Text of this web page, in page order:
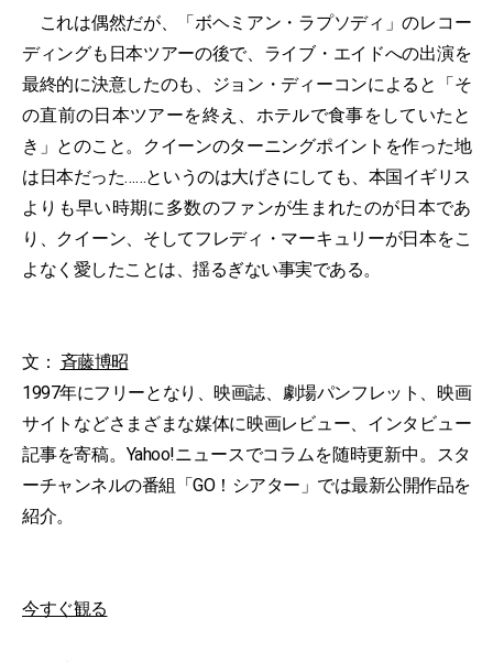
これは偶然だが、「ボヘミアン・ラプソディ」のレコー
ディングも日本ツアーの後で、ライブ・エイドへの出演を
最終的に決意したのも、ジョン・ディーコンによると「そ
の直前の日本ツアーを終え、ホテルで食事をしていたと
き」とのこと。クイーンのターニングポイントを作った地
は日本だった……というのは大げさにしても、本国イギリス
よりも早い時期に多数のファンが生まれたのが日本であ
り、クイーン、そしてフレディ・マーキュリーが日本をこ
よなく愛したことは、揺るぎない事実である。
文： 斉藤博昭
1997年にフリーとなり、映画誌、劇場パンフレット、映画
サイトなどさまざまな媒体に映画レビュー、インタビュー
記事を寄稿。Yahoo!ニュースでコラムを随時更新中。スタ
ーチャンネルの番組「GO！シアター」では最新公開作品を
紹介。
今すぐ観る